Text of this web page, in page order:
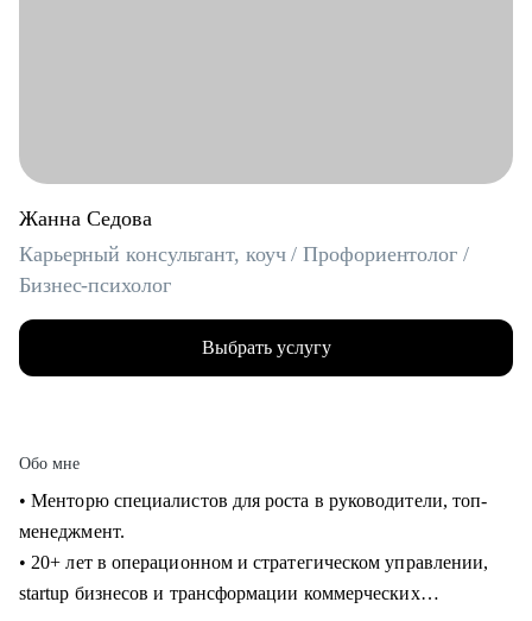
Жанна Седова
Карьерный консультант, коуч / Профориентолог /
Бизнес-психолог
Выбрать услугу
Обо мне
• Менторю специалистов для роста в руководители, топ-
менеджмент.
• 20+ лет в операционном и стратегическом управлении,
startup бизнесов и трансформации коммерческих